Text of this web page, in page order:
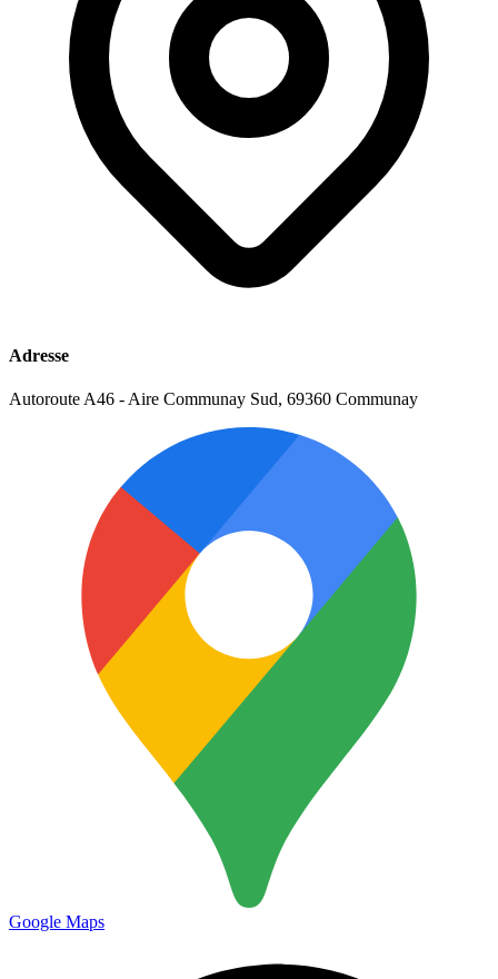
Adresse
Autoroute A46 - Aire Communay Sud, 69360 Communay
Google Maps